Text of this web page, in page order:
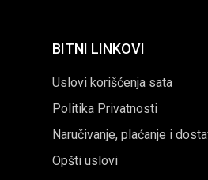
BITNI LINKOVI
Uslovi korišćenja sata
Politika Privatnosti
Naručivanje, plaćanje i
Opšti uslovi